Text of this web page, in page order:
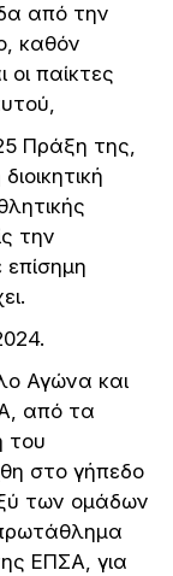
από την
καθόν
οι παίκτες
Πράξη της,
την
Αγώνα και
από τα
του
στο γήπεδο
των ομάδων
ΕΠΣΑ, για